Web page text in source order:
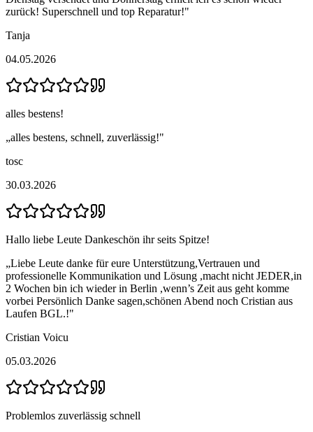
zurück! Superschnell und top Reparatur!"
Tanja
04.05.2026
alles bestens!
„alles bestens, schnell, zuverlässig!"
tosc
30.03.2026
Hallo liebe Leute Dankeschön ihr seits Spitze!
„Liebe Leute danke für eure Unterstützung,Vertrauen und
professionelle Kommunikation und Lösung ,macht nicht JEDER,in
2 Wochen bin ich wieder in Berlin ,wenn’s Zeit aus geht komme
vorbei Persönlich Danke sagen,schönen Abend noch Cristian aus
Laufen BGL.!"
Cristian Voicu
05.03.2026
Problemlos zuverlässig schnell